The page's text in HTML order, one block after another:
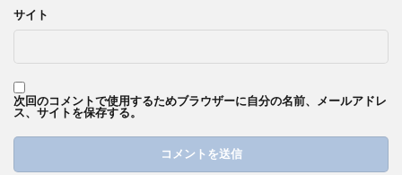
サイト
次回のコメントで使用するためブラウザーに自分の名前、メールアドレ
ス、サイトを保存する。